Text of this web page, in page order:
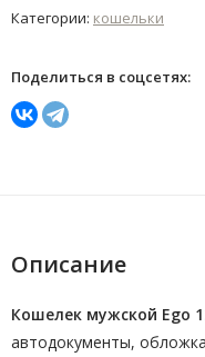
Категории: кошельки
Поделиться в соцсетях:
Описание
Кошелек мужской Ego
автодокументы,